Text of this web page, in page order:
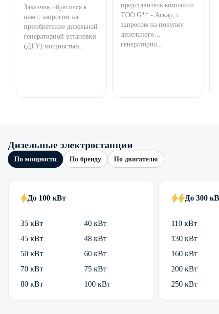
Заказчик обратился к
нам с запросом на
приобретение дизельной
генераторной установки
(ДГУ) мощностью...
представитель компании
ТОО G** - Аскар, с
запросом на покупку
дизельного
генераторно...
Дизельные электростанции
По мощности По бренду По двигателю
До 100 кВт
35 кВт
40 кВт
45 кВт
48 кВт
50 кВт
60 кВт
70 кВт
75 кВт
80 кВт
100 кВт
До 300
110 кВт
130 кВт
160 кВт
200 кВт
250 кВт